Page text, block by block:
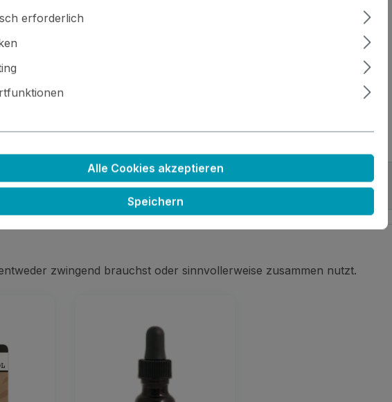
⚙️ Kleinteile / scharfe Kanten · 🚫🍴 Nicht essbar
zwingend brauchst oder sinnvollerweise zusammen nutzt.
erforderlich
Alle Cookies akzeptieren
Speichern